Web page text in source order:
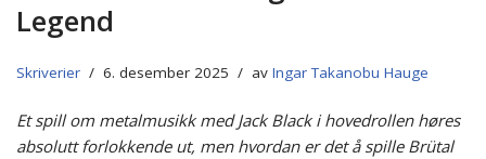
Legend
Skriverier 6. desember 2025 av Ingar Takanobu Hauge
Et spill om metalmusikk med Jack Black i hovedrollen høres
absolutt forlokkende ut, men hvordan er det å spille Brütal